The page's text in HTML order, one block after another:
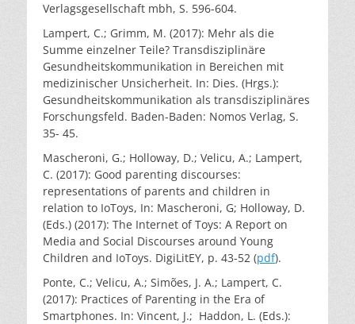
Verlagsgesellschaft mbh, S. 596-604.
Lampert, C.; Grimm, M. (2017): Mehr als die
Summe einzelner Teile? Transdisziplinäre
Gesundheitskommunikation in Bereichen mit
medizinischer Unsicherheit. In: Dies. (Hrgs.):
Gesundheitskommunikation als transdisziplinäres
Forschungsfeld. Baden-Baden: Nomos Verlag, S.
35- 45.
Mascheroni, G.; Holloway, D.; Velicu, A.; Lampert,
C. (2017): Good parenting discourses:
representations of parents and children in
relation to IoToys, In: Mascheroni, G; Holloway, D.
(Eds.) (2017): The Internet of Toys: A Report on
Media and Social Discourses around Young
Children and IoToys. DigiLitEY, p. 43-52 (pdf).
Ponte, C.; Velicu, A.; Simões, J. A.; Lampert, C.
(2017): Practices of Parenting in the Era of
Smartphones. In: Vincent, J.; Haddon, L. (Eds.):